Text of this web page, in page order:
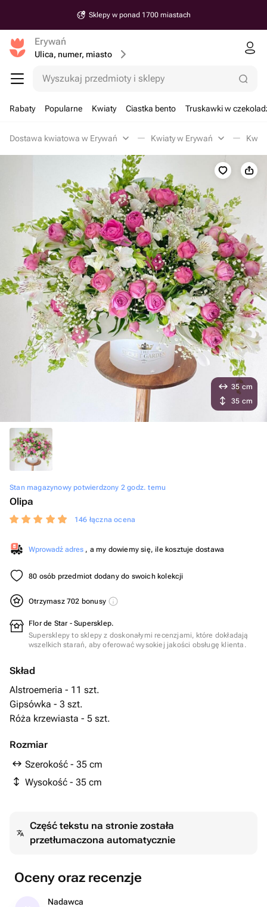
Sklepy w ponad 1700 miastach
Erywań
Ulica, numer, miasto
Wyszukaj przedmioty i sklepy
Rabaty Popularne Kwiaty Ciastka bento Truskawki w
Dostawa kwiatowa w Erywań Kwiaty w Erywań
Stan magazynowy potwierdzony 2 godz. temu
Olipa
146 łączna ocena
Wprowadź adres , a my dowiemy się, ile kosztuje dostawa
80 osób przedmiot dodany do swoich kolekcji
Otrzymasz 702 bonusy
Flor de Star - Supersklep.
Supersklepy to sklepy z doskonałymi recenzjami, które dokładają
wszelkich starań, aby oferować wysokiej jakości obsługę klienta.
Skład
Alstroemeria - 11 szt.
Gipsówka - 3 szt.
Róża krzewiasta - 5 szt.
Rozmiar
Szerokość - 35 cm
Wysokość - 35 cm
35 cm
35 cm
Część tekstu na stronie została
przetłumaczona automatycznie
Oceny oraz recenzje
Nadawca